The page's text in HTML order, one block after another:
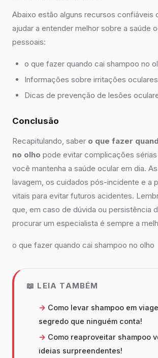
Abaixo estão alguns recursos confiáveis
ajudar a entender melhor sobre a saúde
pessoais:
o que fazer quando cai shampoo no
Informações sobre irritações oculares
Dicas de prevenção de lesões
Conclusão
Recapitulando, saber o que fazer
no olho pode evitar complicações sérias
você mantenha a saúde ocular em dia.
lavagem, os cuidados pós-incidente e a
vitais para evitar futuros acidentes.
que, em caso de dúvida ou persistência
procurar um especialista é sempre a
o que fazer quando cai shampoo no olho
📖 LEIA TAMBÉM
Como levar shampoo em
segredo que ninguém conta!
Como reaproveitar shampoo
ideias surpreendentes!